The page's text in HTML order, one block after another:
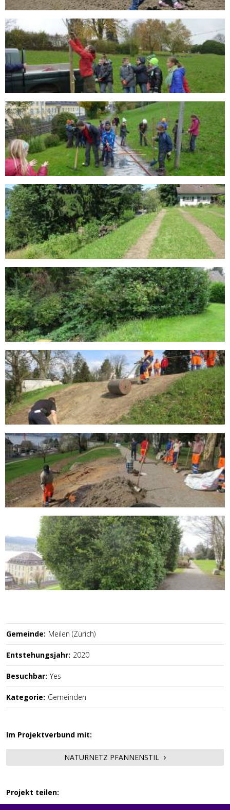
Gemeinde: Meilen (Zürich)
Entstehungsjahr: 2020
Besuchbar: Yes
Kategorie: Gemeinden
Im Projektverbund mit:
NATURNETZ PFANNENSTIL
Projekt teilen: